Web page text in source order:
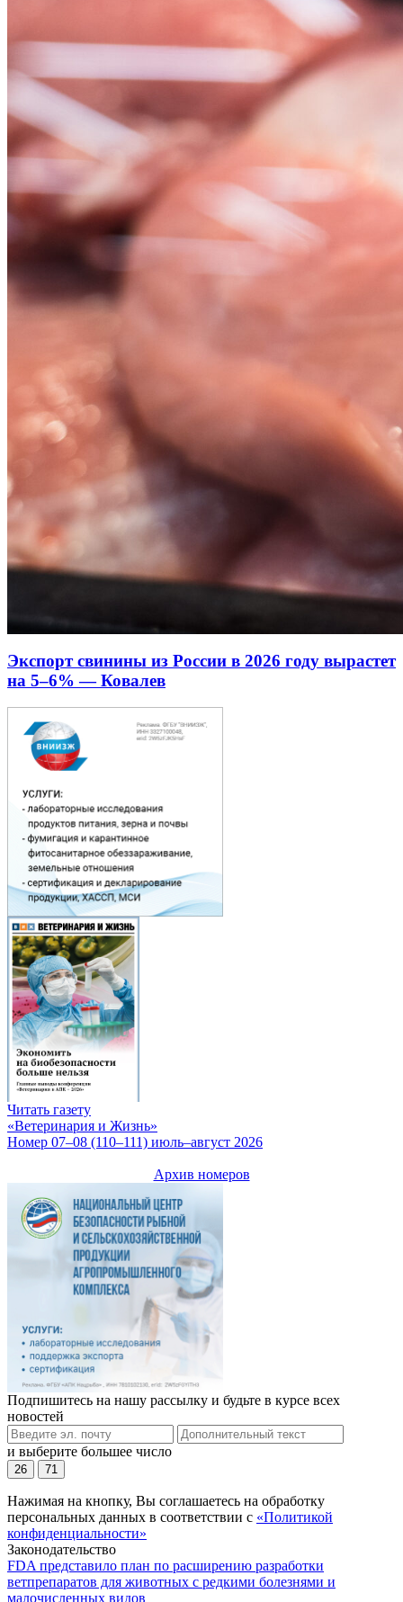
Экспорт свинины из России в 2026 году вырастет
на 5–6% — Ковалев
Читать газету
«Ветеринария и Жизнь»
Номер 07–08 (110–111) июль–август 2026
Архив номеров
Подпишитесь на нашу рассылку и будьте в курсе всех
новостей
и выберите большее число
26 71
Нажимая на кнопку, Вы соглашаетесь на обработку
персональных данных в соответствии с «Политикой
конфиденциальности»
Законодательство
FDA представило план по расширению разработки
ветпрепаратов для животных с редкими болезнями и
малочисленных видов